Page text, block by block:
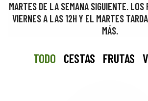
MARTES DE LA SEMANA SIGUIENTE. LOS
VIERNES A LAS 12H Y EL MARTES
MÁS.
CESTAS FRUTAS
TODO